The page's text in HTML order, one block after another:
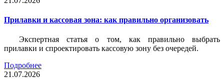
Прилавки и кассовая зона: как правильно организовать
Экспертная статья о том, как правильно выбрать
прилавки и спроектировать кассовую зону без очередей.
Подробнее
21.07.2026